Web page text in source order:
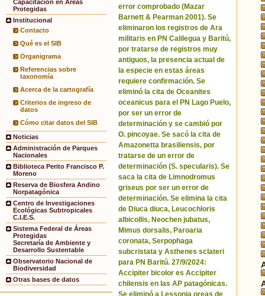
Capacitación en Áreas
Protegidas
Institucional
Contacto
Qué es el SIB
Organigrama
Referencias sobre
taxonomía
Acerca de la cartografía
Criterios de ingreso de
datos
Cómo citar datos del SIB
Noticias
Administración de Parques
Nacionales
Biblioteca Perito Francisco P.
Moreno
Reserva de Biosfera Andino
Norpatagónica
Centro de Investigaciones
Ecológicas Subtropicales
C.I.E.S.
Sistema Federal de Áreas
Protegidas
Secretaría de Ambiente y
Desarrollo Sustentable
Observatorio Nacional de
Biodiversidad
Otras bases de datos
error comprobado (Mazar
Barnett & Pearman 2001). Se
eliminaron los registros de Ara
militaris en PN Calilegua y Baritú,
por tratarse de registros muy
antiguos, la presencia actual de
la especie en estas áreas
requiere confirmación. Se
eliminó la cita de Oceanites
oceanicus para el PN Lago Puelo,
por ser un error de
determinación y se cambió por
O. pincoyae. Se sacó la cita de
Amazonetta brasiliensis, por
tratarse de un error de
determinación (S. specularis). Se
saca la cita de Limnodromus
griseus por ser un error de
determinación. Se elimina la cita
de Diuca diuca, Leucochloris
albicollis, Neochen jubatus,
Mimus dorsalis, Paroaria
coronata, Serpophaga
subcristata y Asthenes sclateri
para PN Baritú. 27/9/2024:
Accipiter bicolor es Accipiter
chilensis en las AP patagónicas.
Se eliminó a Lessonia oreas de